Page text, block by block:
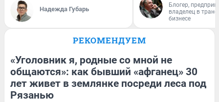
Надежда Губарь
Блогер,
владелец в
бизнесе
РЕКОМЕНДУЕМ
«Уголовник я, родные со мной не
общаются»: как бывший «афганец» 30
лет живет в землянке посреди леса под
Рязанью